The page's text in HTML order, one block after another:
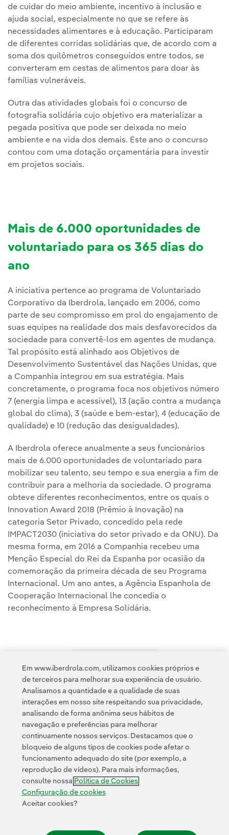
de cuidar do meio ambiente, incentivo à inclusão e
ajuda social, especialmente no que se refere às
necessidades alimentares e à educação. Participaram
de diferentes corridas solidárias que, de acordo com a
soma dos quilômetros conseguidos entre todos, se
converteram em cestas de alimentos para doar às
famílias vulneráveis.
Outra das atividades globais foi o concurso de
fotografia solidária cujo objetivo era materializar a
pegada positiva que pode ser deixada no meio
ambiente e na vida dos demais. Este ano o concurso
contou com uma dotação orçamentária para investir
em projetos sociais.
Mais de 6.000 oportunidades de
voluntariado para os 365 dias do
ano
A iniciativa pertence ao programa de Voluntariado
Corporativo da Iberdrola, lançado em 2006, como
parte de seu compromisso em prol do engajamento de
suas equipes na realidade dos mais desfavorecidos da
sociedade para convertê-los em agentes de mudança.
Tal propósito está alinhado aos Objetivos de
Desenvolvimento Sustentável das Nações Unidas, que
a Companhia integrou em sua estratégia. Mais
concretamente, o programa foca nos objetivos número
7 (energia limpa e acessível), 13 (ação contra a mudança
global do clima), 3 (saúde e bem-estar), 4 (educação de
qualidade) e 10 (redução das desigualdades).
A Iberdrola oferece anualmente a seus funcionários
mais de 6.000 oportunidades de voluntariado para
mobilizar seu talento, seu tempo e sua energia a fim de
contribuir para a melhoria da sociedade. O programa
obteve diferentes reconhecimentos, entre os quais o
Innovation Award 2018 (Prêmio à Inovação) na
categoria Setor Privado, concedido pela rede
IMPACT2030 (iniciativa do setor privado e da ONU). Da
mesma forma, em 2016 a Companhia recebeu uma
Menção Especial do Rei da Espanha por ocasião da
comemoração da primeira década de seu Programa
Internacional. Um ano antes, a Agência Espanhola de
Cooperação Internacional lhe concedia o
reconhecimento à Empresa Solidária.
Acesso a informação legal
Contato Clientes Política de Privacidade Informação legal
Política de cookies Configuração de cookies Acessibilidade
Canal de denúncias
© 2026 Iberdrola, S.A. Todos os direitos reservados.
Em www.iberdrola.com, utilizamos cookies próprios e
de terceiros para melhorar sua experiência de usuário.
Analisamos a quantidade e a qualidade de suas
interações em nosso site respeitando sua privacidade,
analisando de forma anônima seus hábitos de
navegação e preferências para melhorar
continuamente nossos serviços. Destacamos que o
bloqueio de alguns tipos de cookies pode afetar o
funcionamento adequado do site (por exemplo, a
reprodução de vídeos). Para mais informações,
consulte nossa Política de Cookies
Configuração de cookies
Aceitar cookies?